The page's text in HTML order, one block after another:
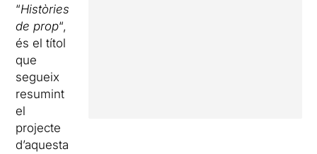
“Històries
de prop“,
és el títol
que
segueix
resumint
el
projecte
d’aquesta